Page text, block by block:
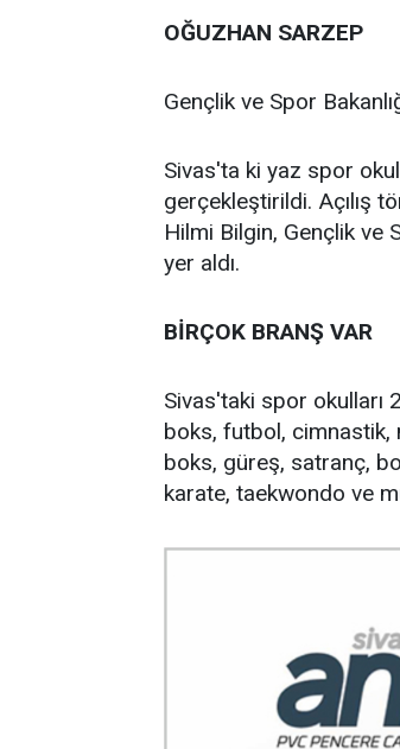
OĞUZHAN SARZEP
Gençlik ve Spor
Sivas'ta ki yaz spor
gerçekleştirildi. Açılış
Hilmi Bilgin, Gençlik ve
yer aldı.
BİRÇOK BRANŞ VAR
Sivas'taki spor okulları
boks, futbol, cimnastik,
boks, güreş, satranç,
karate, taekwondo ve